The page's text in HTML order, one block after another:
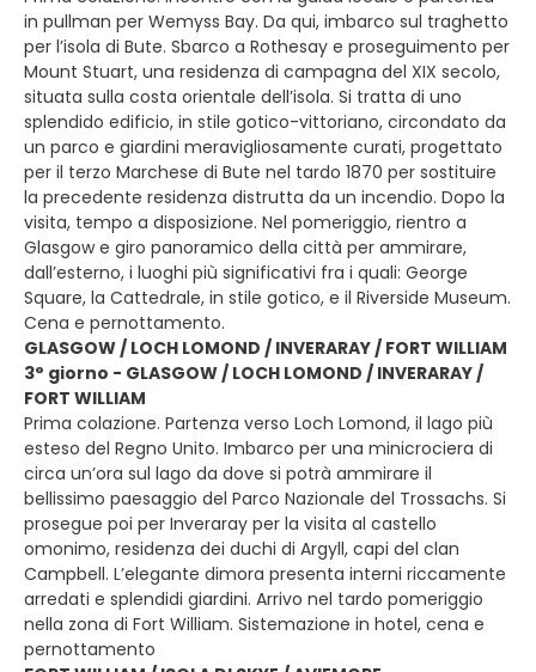
in pullman per Wemyss Bay. Da qui, imbarco sul traghetto
per l’isola di Bute. Sbarco a Rothesay e proseguimento per
Mount Stuart, una residenza di campagna del XIX secolo,
situata sulla costa orientale dell’isola. Si tratta di uno
splendido edificio, in stile gotico-vittoriano, circondato da
un parco e giardini meravigliosamente curati, progettato
per il terzo Marchese di Bute nel tardo 1870 per sostituire
la precedente residenza distrutta da un incendio. Dopo la
visita, tempo a disposizione. Nel pomeriggio, rientro a
Glasgow e giro panoramico della città per ammirare,
dall’esterno, i luoghi più significativi fra i quali: George
Square, la Cattedrale, in stile gotico, e il Riverside Museum.
Cena e pernottamento.
GLASGOW / LOCH LOMOND / INVERARAY / FORT WILLIAM
3° giorno - GLASGOW / LOCH LOMOND / INVERARAY /
FORT WILLIAM
Prima colazione. Partenza verso Loch Lomond, il lago più
esteso del Regno Unito. Imbarco per una minicrociera di
circa un’ora sul lago da dove si potrà ammirare il
bellissimo paesaggio del Parco Nazionale del Trossachs. Si
prosegue poi per Inveraray per la visita al castello
omonimo, residenza dei duchi di Argyll, capi del clan
Campbell. L’elegante dimora presenta interni riccamente
arredati e splendidi giardini. Arrivo nel tardo pomeriggio
nella zona di Fort William. Sistemazione in hotel, cena e
pernottamento